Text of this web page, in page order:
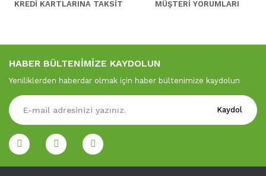
KREDİ KARTLARINA TAKSİT MÜŞTERİ YORUMLARI
HABER BÜLTENİMİZE KAYDOLUN
Yeniliklerden haberdar olmak için haber bültenimize kaydolun
Kaydol